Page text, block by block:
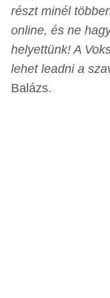
részt minél
online, és ne
helyettünk! A
lehet leadni a
Balázs.